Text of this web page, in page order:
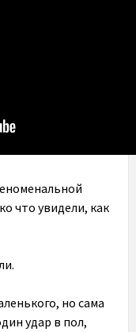
что увидели, как
но сама
удар в пол,